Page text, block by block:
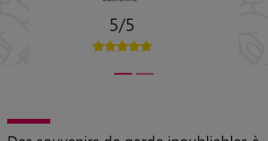
Des souvenirs de garde inoubliables à